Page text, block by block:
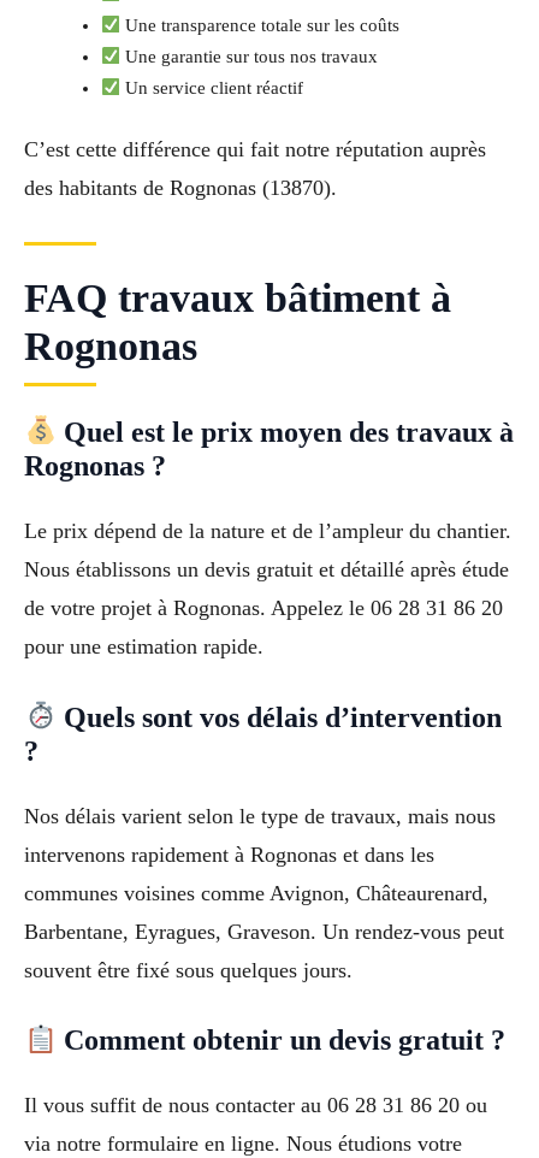
Une transparence totale sur les coûts
Une garantie sur tous nos travaux
Un service client réactif
C’est cette différence qui fait notre réputation auprès
des habitants de Rognonas (13870).
FAQ travaux bâtiment à
Rognonas
Quel est le prix moyen des travaux à
Rognonas ?
Le prix dépend de la nature et de l’ampleur du chantier.
Nous établissons un devis gratuit et détaillé après étude
de votre projet à Rognonas. Appelez le 06 28 31 86 20
pour une estimation rapide.
Quels sont vos délais d’intervention
?
Nos délais varient selon le type de travaux, mais nous
intervenons rapidement à Rognonas et dans les
communes voisines comme Avignon, Châteaurenard,
Barbentane, Eyragues, Graveson. Un rendez-vous peut
souvent être fixé sous quelques jours.
Comment obtenir un devis gratuit ?
Il vous suffit de nous contacter au 06 28 31 86 20 ou
via notre formulaire en ligne. Nous étudions votre